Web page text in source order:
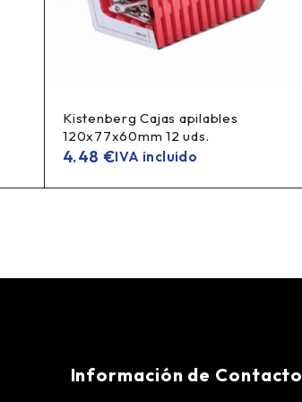
Kistenberg Cajas apilables
120x77x60mm 12 uds.
4.48 €IVA incluido
Información de Contacto